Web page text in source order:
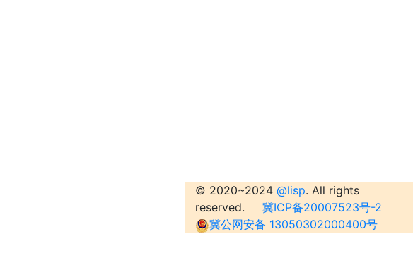
© 2020~2024@lisp. All rights
reserved.
冀ICP备20007523号-2
冀公网安备 13050302000400号